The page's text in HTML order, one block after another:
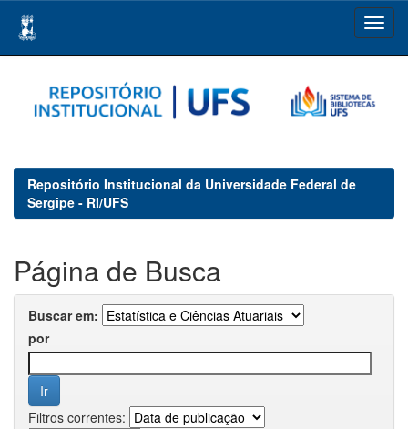
navigation
Repositório Institucional da Universidade Federal de
Sergipe - RI/UFS
Página de Busca
Buscar em:
por
Filtros correntes: